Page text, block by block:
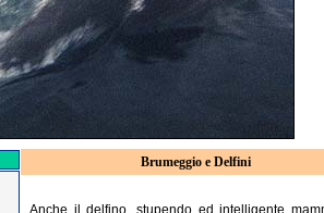
Brumeggio e Delfini
Anche il delfino, stupendo ed intelligente